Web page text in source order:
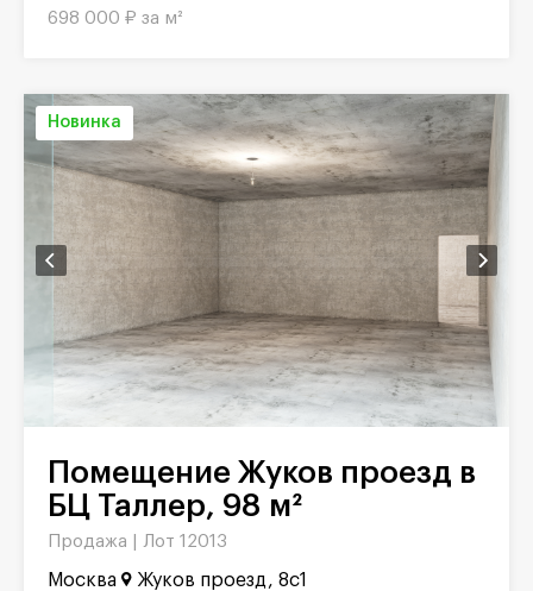
698 000 ₽ за м²
Новинка
Помещение Жуков проезд в
БЦ Таллер, 98 м²
Продажа | Лот 12013
Москва Жуков проезд, 8с1